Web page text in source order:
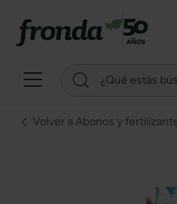
Volver a Abonos y